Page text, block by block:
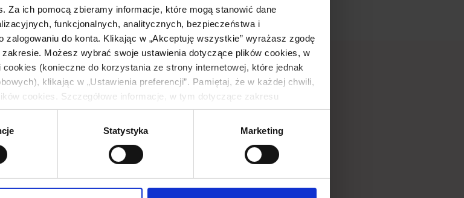
Za ich pomocą zbieramy informacje, które mogą stanowić dane
funkcjonalnych, analitycznych, bezpieczeństwa i
do konta. Klikając w „Akceptuję wszystkie” wyrażasz zgodę
Możesz wybrać swoje ustawienia dotyczące plików cookies, w
(konieczne do korzystania ze strony internetowej, które jednak
klikając w „Ustawienia preferencji”. Pamiętaj, że w każdej chwili,
cookies. Szczegółowe informacje, w tym dotyczące zakresu
w naszejPolityce prywatności.
Statystyka Marketing
nami na bieżąco
się do newslettera!